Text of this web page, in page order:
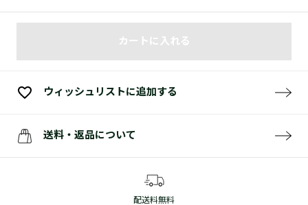
カートに入れる
ウィッシュリストに追加する
送料・返品について
配送料無料